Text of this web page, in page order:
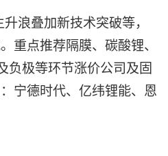
浪叠加新技术突破等，
重点推荐隔膜、碳酸锂、
负极等环节涨价公司及固
宁德时代、亿纬锂能、恩